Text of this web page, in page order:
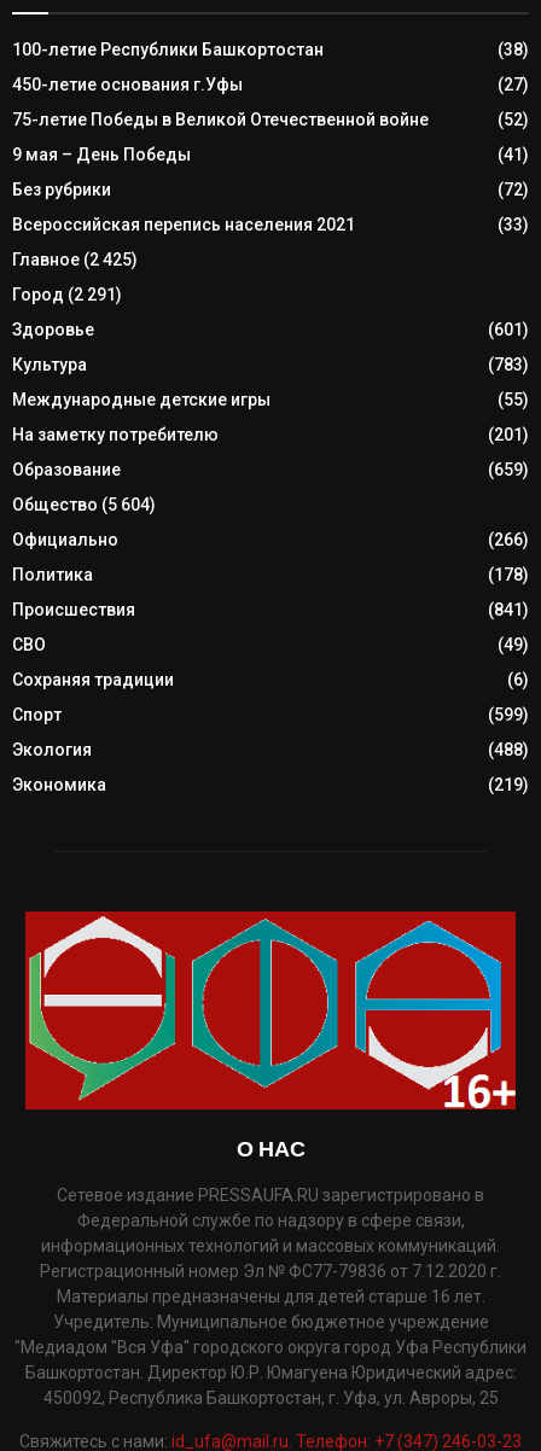
100-летие Республики Башкортостан
(38)
450-летие основания г.Уфы
(27)
75-летие Победы в Великой Отечественной войне
(52)
9 мая – День Победы
(41)
Без рубрики
(72)
Всероссийская перепись населения 2021
(33)
Главное (2 425)
Город (2 291)
Здоровье
(601)
Культура
(783)
Международные детские игры
(55)
На заметку потребителю
(201)
Образование
(659)
Общество (5 604)
Официально
(266)
Политика
(178)
Происшествия
(841)
СВО
(49)
Сохраняя традиции
(6)
Спорт
(599)
Экология
(488)
Экономика
(219)
О НАС
Сетевое издание PRESSAUFA.RU зарегистрировано в
Федеральной службе по надзору в сфере связи,
информационных технологий и массовых коммуникаций.
Регистрационный номер Эл № ФС77-79836 от 7.12.2020 г.
Материалы предназначены для детей старше 16 лет.
Учредитель: Муниципальное бюджетное учреждение
"Медиадом "Вся Уфа" городского округа город Уфа Республики
Башкортостан. Директор Ю.Р. Юмагуена Юридический адрес:
450092, Республика Башкортостан, г. Уфа, ул. Авроры, 25
Свяжитесь с нами: id_ufa@mail.ru. Телефон: +7 (347) 246-03-23